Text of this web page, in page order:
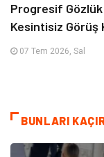
Progresif Gözlük
Kesintisiz Görüş
07 Tem 2026, Sal
BUNLARI